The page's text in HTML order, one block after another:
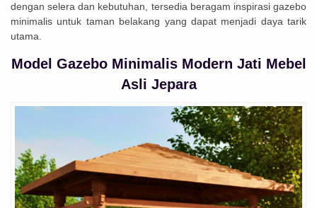
dengan selera dan kebutuhan, tersedia beragam inspirasi gazebo
minimalis untuk taman belakang yang dapat menjadi daya tarik
utama.
Model Gazebo Minimalis Modern Jati Mebel
Asli Jepara